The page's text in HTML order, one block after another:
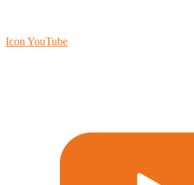
Icon YouTube